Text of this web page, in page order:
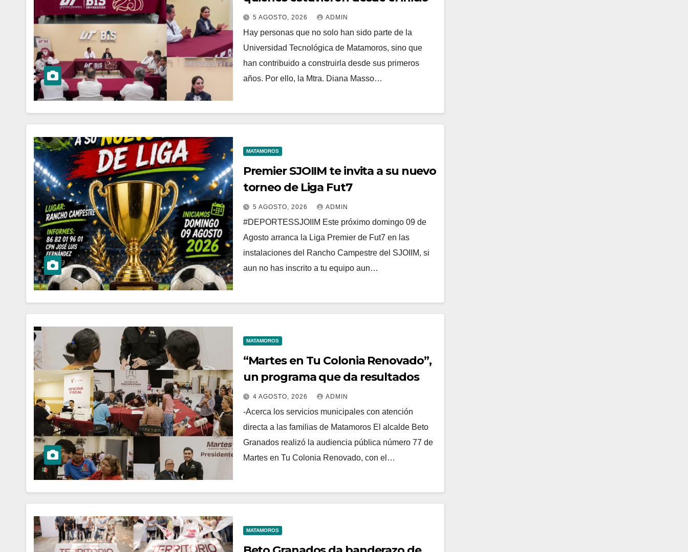
5 AGOSTO, 2026 ADMIN
Hay personas que no solo han sido parte de la
Universidad Tecnológica de Matamoros, sino que
han contribuido a construirla desde sus primeros
años. Por ello, la Mtra. Diana Masso…
MATAMOROS
Premier SJOIIM te invita a su nuevo
torneo de Liga Fut7
5 AGOSTO, 2026 ADMIN
#DEPORTESSJOIIM Este próximo domingo 09 de
Agosto arranca la Liga Premier de Fut7 en las
instalaciones del Rancho Campestre del SJOIIM, si
aun no has inscrito a tu equipo aun…
MATAMOROS
“Martes en Tu Colonia Renovado”,
un programa que da resultados
4 AGOSTO, 2026 ADMIN
-Acerca los servicios municipales con atención
directa a las familias de Matamoros El alcalde Beto
Granados realizó la audiencia pública número 77 de
Martes en Tu Colonia Renovado, con el…
MATAMOROS